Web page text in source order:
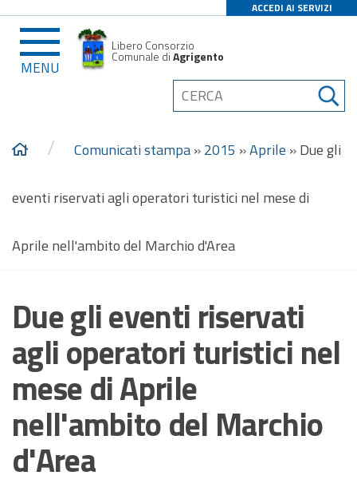
ACCEDI AI SERVIZI
MENU
Libero Consorzio
Comunale diAgrigento
/ Comunicati stampa»2015 »Aprile »Due gli
eventi riservati agli operatori turistici nel mese di
Aprile nell'ambito del Marchio d'Area
Due gli eventi riservati
agli operatori turistici nel
mese di Aprile
nell'ambito del Marchio
d'Area